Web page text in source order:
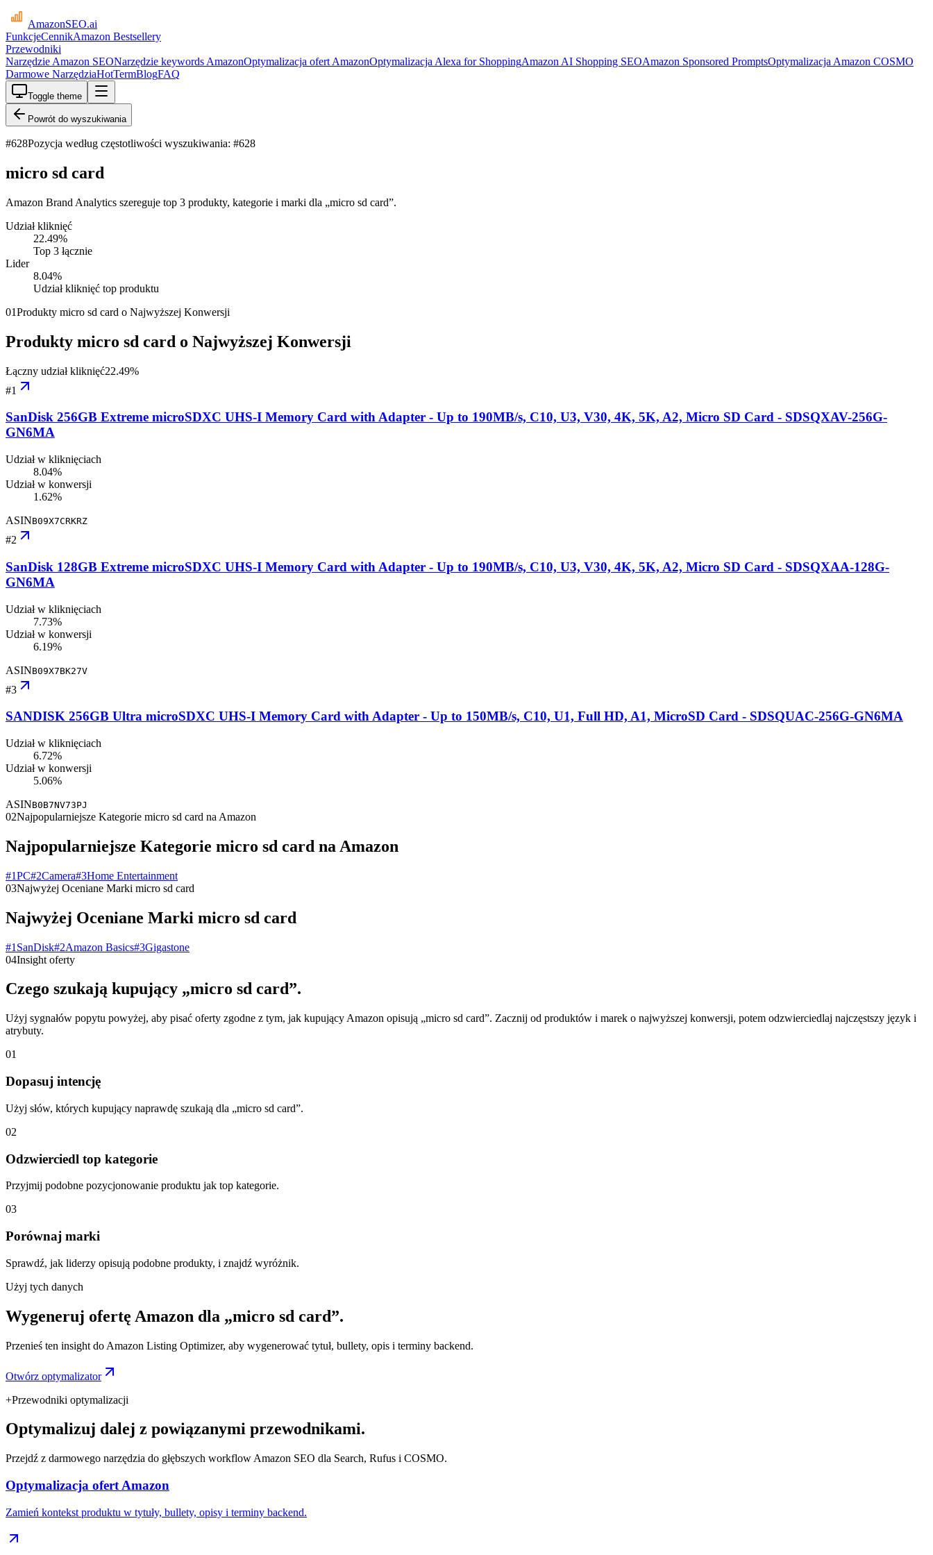
AmazonSEO.ai
FunkcjeCennikAmazon Bestsellery
Przewodniki
Narzędzie Amazon SEONarzędzie keywords AmazonOptymalizacja ofert AmazonOptymalizacja Alexa for ShoppingAmazon AI Shopping SEOAmazon Sponsored PromptsOptymalizacja Amazon COSMO
Darmowe NarzędziaHotTermBlogFAQ
Toggle theme
Powrót do wyszukiwania
#628Pozycja według częstotliwości wyszukiwania: #628
micro sd card
Amazon Brand Analytics szereguje top 3 produkty, kategorie i marki dla „micro sd card”.
Udział kliknięć
22.49%
Top 3 łącznie
Lider
8.04%
Udział kliknięć top produktu
01Produkty micro sd card o Najwyższej Konwersji
Produkty micro sd card o Najwyższej Konwersji
Łączny udział kliknięć22.49%
#1
SanDisk 256GB Extreme microSDXC UHS-I Memory Card with Adapter - Up to 190MB/s, C10, U3, V30, 4K, 5K, A2, Micro SD Card - SDSQXAV-256G-
GN6MA
Udział w kliknięciach
8.04%
Udział w konwersji
1.62%
ASINB09X7CRKRZ
#2
SanDisk 128GB Extreme microSDXC UHS-I Memory Card with Adapter - Up to 190MB/s, C10, U3, V30, 4K, 5K, A2, Micro SD Card - SDSQXAA-128G-
GN6MA
Udział w kliknięciach
7.73%
Udział w konwersji
6.19%
ASINB09X7BK27V
#3
SANDISK 256GB Ultra microSDXC UHS-I Memory Card with Adapter - Up to 150MB/s, C10, U1, Full HD, A1, MicroSD Card - SDSQUAC-256G-GN6MA
Udział w kliknięciach
6.72%
Udział w konwersji
5.06%
ASINB0B7NV73PJ
02Najpopularniejsze Kategorie micro sd card na Amazon
Najpopularniejsze Kategorie micro sd card na Amazon
#1PC#2Camera#3Home Entertainment
03Najwyżej Oceniane Marki micro sd card
Najwyżej Oceniane Marki micro sd card
#1 SanDisk#2Amazon Basics#3Gigastone
04Insight oferty
Czego szukają kupujący „micro sd card”.
Użyj sygnałów popytu powyżej, aby pisać oferty zgodne z tym, jak kupujący Amazon opisują „micro sd card”. Zacznij od produktów i marek o najwyższej konwersji, potem odzwierciedlaj najczęstszy język i
atrybuty.
01
Dopasuj intencję
Użyj słów, których kupujący naprawdę szukają dla „micro sd card”.
02
Odzwierciedl top kategorie
Przyjmij podobne pozycjonowanie produktu jak top kategorie.
03
Porównaj marki
Sprawdź, jak liderzy opisują podobne produkty, i znajdź wyróżnik.
Użyj tych danych
Wygeneruj ofertę Amazon dla „micro sd card”.
Przenieś ten insight do Amazon Listing Optimizer, aby wygenerować tytuł, bullety, opis i terminy backend.
Otwórz optymalizator
+Przewodniki optymalizacji
Optymalizuj dalej z powiązanymi przewodnikami.
Przejdź z darmowego narzędzia do głębszych workflow Amazon SEO dla Search, Rufus i COSMO.
Optymalizacja ofert Amazon
Zamień kontekst produktu w tytuły, bullety, opisy i terminy backend.